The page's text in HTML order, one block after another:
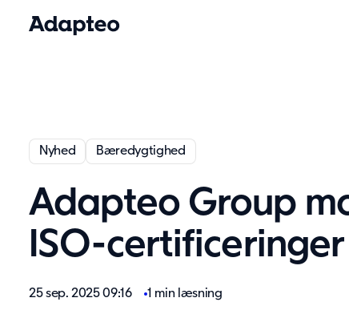
Nyhed Bæredygtighed
Adapteo Group
ISO-certificeringer
25 sep. 2025 09:16 1 min læsning